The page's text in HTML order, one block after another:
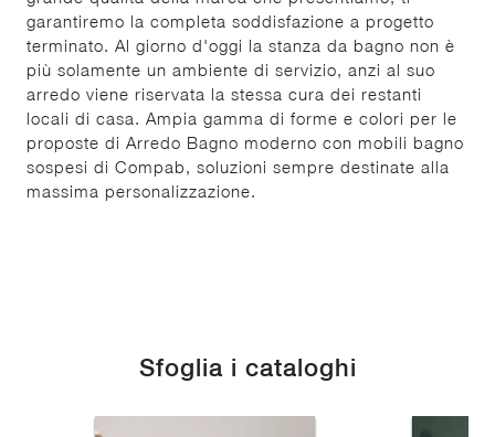
garantiremo la completa soddisfazione a progetto
terminato. Al giorno d'oggi la stanza da bagno non è
più solamente un ambiente di servizio, anzi al suo
arredo viene riservata la stessa cura dei restanti
locali di casa. Ampia gamma di forme e colori per le
proposte di Arredo Bagno moderno con mobili bagno
sospesi di Compab, soluzioni sempre destinate alla
massima personalizzazione.
Sfoglia i cataloghi